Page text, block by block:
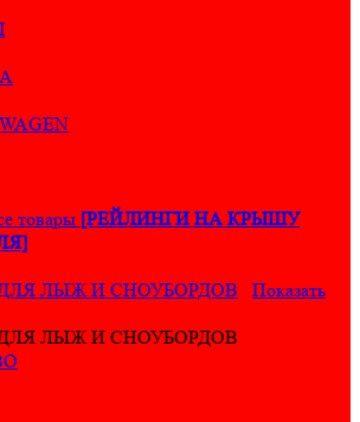
товары [РЕЙЛИНГИ НА КРЫШУ
ЛЫЖ И СНОУБОРДОВ
Показать
ЛЫЖ И СНОУБОРДОВ